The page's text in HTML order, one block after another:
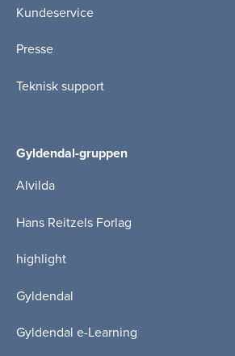
Kundeservice
Presse
Teknisk support
Gyldendal-gruppen
Alvilda
Hans Reitzels Forlag
highlight
Gyldendal
Gyldendal e-Learning